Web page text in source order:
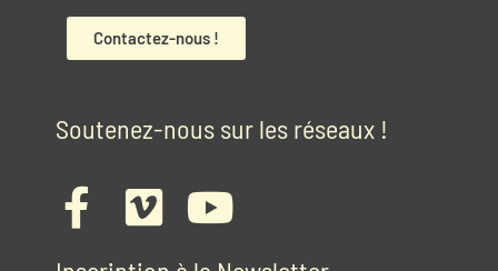
Contactez-nous !
Soutenez-nous sur les réseaux !